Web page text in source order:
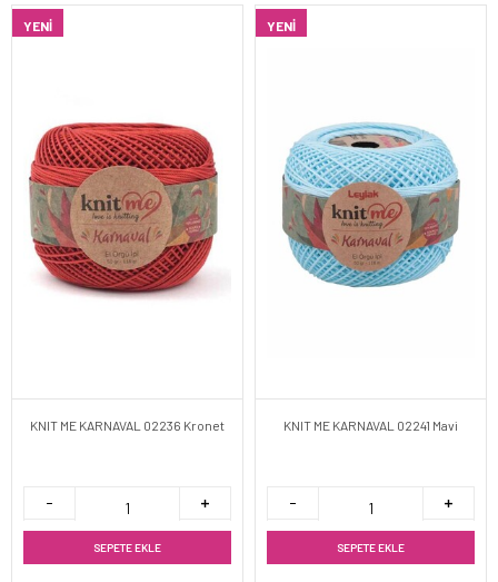
YENI
KNIT ME KARNAVAL 02236 Kronet
SEPETE EKLE
YENI
KNIT ME KARNAVAL 02241 Mavi
SEPETE EKLE